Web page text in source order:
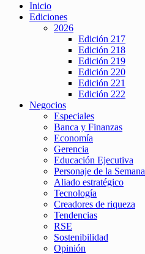
Inicio
Ediciones
2026
Edición 217
Edición 218
Edición 219
Edición 220
Edición 221
Edición 222
Negocios
Especiales
Banca y Finanzas
Economía
Gerencia
Educación Ejecutiva
Personaje de la Semana
Aliado estratégico
Tecnología
Creadores de riqueza
Tendencias
RSE
Sostenibilidad
Opinión